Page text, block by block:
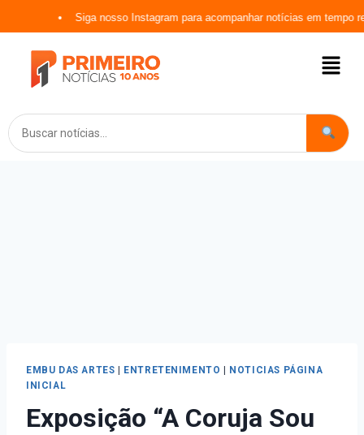
Siga nosso Instagram para acompanhar notícias em tempo real
EMBU DAS ARTES ENTRETENIMENTO
NOTICIAS PÁGINA
INICIAL
Exposição “A Coruja Sou